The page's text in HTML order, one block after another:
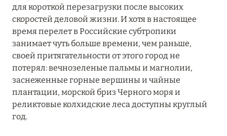
MARCH GRAND ESCAPE: ПРЕДЛОЖЕНИЕ ОТ Á
LA CARTE PREMIUM ПО ОТЕЛЮ WALDORF
ASTORIA MALDIVES ITHAAFUSHI, МАЛЬДИВЫ
Подробнее
MANDARIN ORIENTAL JUMEIRA — SUITE
NOVEMBER
для короткой перезагрузки после высоких
скоростей деловой жизни. И хотя в настоящее
время перелет в Российские субтропики
занимает чуть больше времени, чем раньше,
своей притягательности от этого город не
потерял: вечнозеленые пальмы и магнолии,
заснеженные горные вершины и чайные
плантации, морской бриз Черного моря и
реликтовые колхидские леса доступны круглый
год.